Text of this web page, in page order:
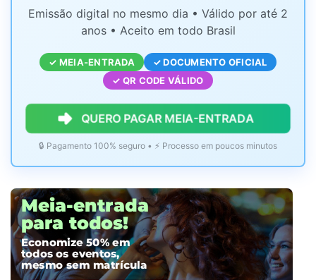
Emissão digital no mesmo dia • Válido por até 2
anos • Aceito em todo Brasil
✓ MEIA-ENTRADA
✓ DOCUMENTO OFICIAL
✓ QR CODE VÁLIDO
QUERO PAGAR MEIA-ENTRADA
🔒 Pagamento 100% seguro • ⚡ Processo em poucos minutos